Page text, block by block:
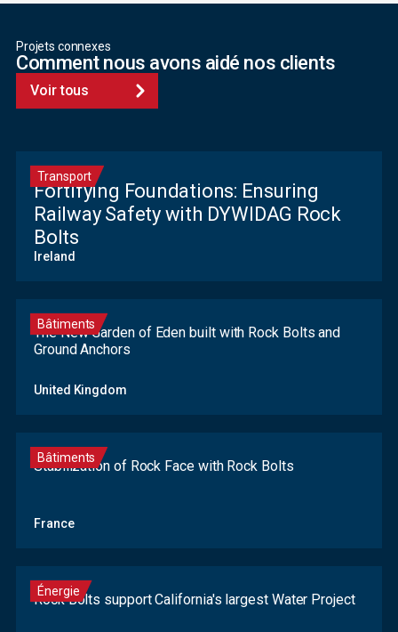
Projets connexes
Comment nous avons aidé nos clients
Voir tous
Transport
Fortifying Foundations: Ensuring
Railway Safety with DYWIDAG Rock
Bolts
Ireland
Bâtiments
The New Garden of Eden built with Rock Bolts and
Ground Anchors
United Kingdom
Bâtiments
Stabilization of Rock Face with Rock Bolts
France
Énergie
Rock Bolts support California's largest Water Project